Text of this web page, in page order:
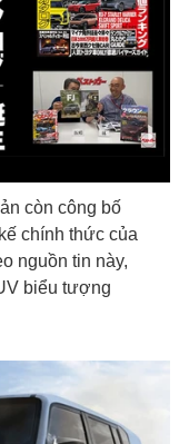
còn công bố
chính thức của
nguồn tin này,
biểu tượng